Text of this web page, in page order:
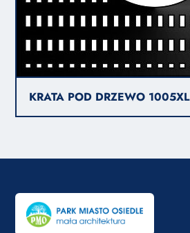
KRATA POD DRZEWO 1005XL